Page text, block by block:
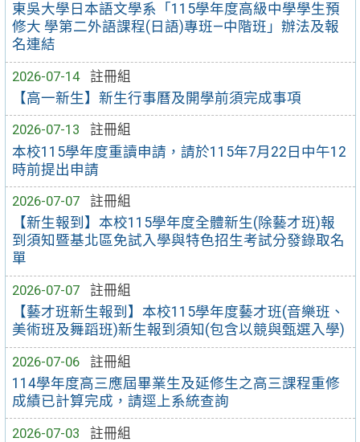
東吳大學日本語文學系「115學年度高級中學學生預
修大 學第二外語課程(日語)專班—中階班」辦法及報
名連結
2026-07-14
註冊組
【高一新生】新生行事曆及開學前須完成事項
2026-07-13
註冊組
本校115學年度重讀申請，請於115年7月22日中午12
時前提出申請
2026-07-07
註冊組
【新生報到】本校115學年度全體新生(除藝才班)報
到須知暨基北區免試入學與特色招生考試分發錄取名
單
2026-07-07
註冊組
【藝才班新生報到】本校115學年度藝才班(音樂班、
美術班及舞蹈班)新生報到須知(包含以競與甄選入學)
2026-07-06
註冊組
114學年度高三應屆畢業生及延修生之高三課程重修
成績已計算完成，請逕上系統查詢
2026-07-03
註冊組